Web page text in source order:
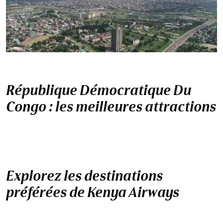
République Démocratique Du
Congo : les meilleures attractions
Explorez les destinations
préférées de Kenya Airways